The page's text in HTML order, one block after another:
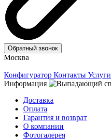
Обратный звонок
Москва
Конфигуратор Контакты Услуги
Информация
Доставка
Оплата
Гарантия и возврат
О компании
Фотогалерея